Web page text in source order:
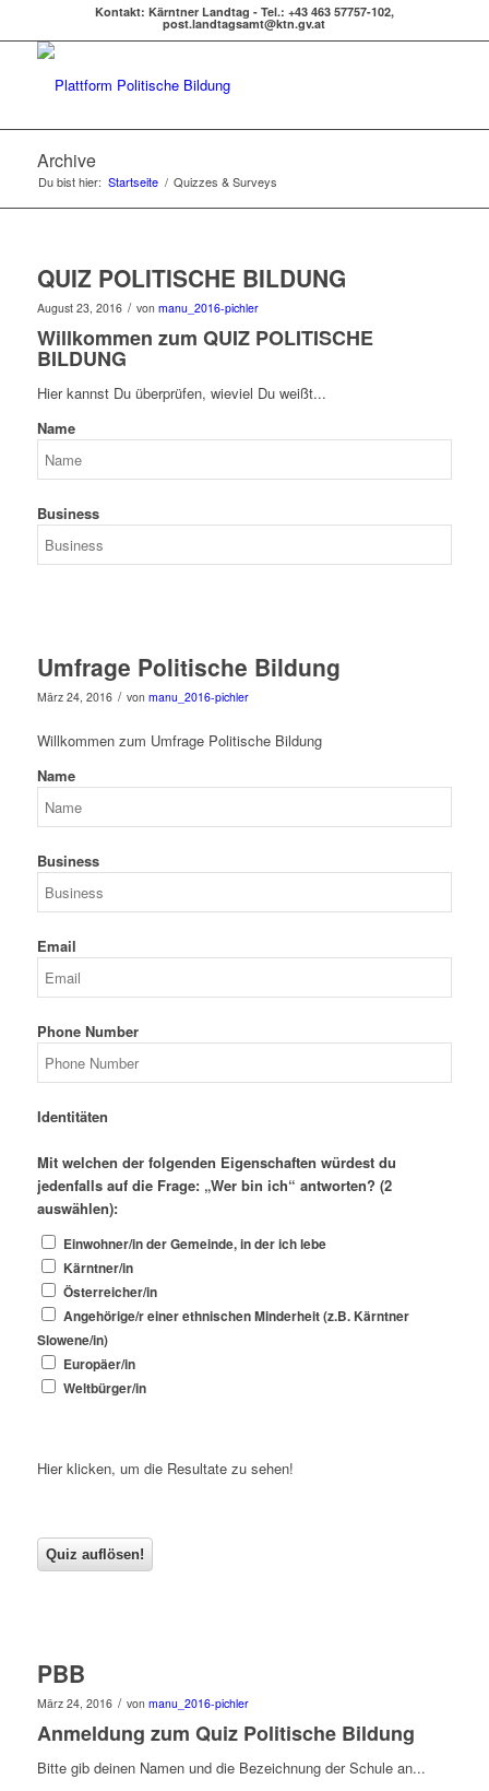
Kontakt: Kärntner Landtag - Tel.: +43 463 57757-102,
post.landtagsamt@ktn.gv.at
Archive
Du bist hier: Startseite / Quizzes & Surveys
QUIZ POLITISCHE BILDUNG
August 23, 2016 / von manu_2016-pichler
Willkommen zum QUIZ POLITISCHE
BILDUNG
Hier kannst Du überprüfen, wieviel Du weißt...
Name
Business
Umfrage Politische Bildung
März 24, 2016 / von manu_2016-pichler
Willkommen zum Umfrage Politische Bildung
Name
Business
Email
Phone Number
Identitäten
Mit welchen der folgenden Eigenschaften würdest du
jedenfalls auf die Frage: „Wer bin ich“ antworten? (2
auswählen):
Einwohner/in der Gemeinde, in der ich lebe
Kärntner/in
Österreicher/in
Angehörige/r einer ethnischen Minderheit (z.B. Kärntner
Slowene/in)
Europäer/in
Weltbürger/in
Hier klicken, um die Resultate zu sehen!
PBB
März 24, 2016 / von manu_2016-pichler
Anmeldung zum Quiz Politische Bildung
Bitte gib deinen Namen und die Bezeichnung der Schule an...